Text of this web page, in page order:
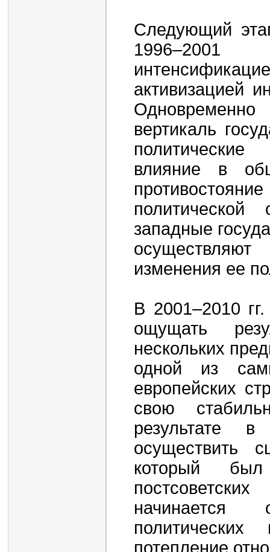
Следующий
1996–2001
активизацией
вертикаль
влияние в
западные
осуществляют
изменения ее
В 2001–2010
ощущать
нескольких
одной из
европейских
свою
результате
осуществить
который
начинается
потепление